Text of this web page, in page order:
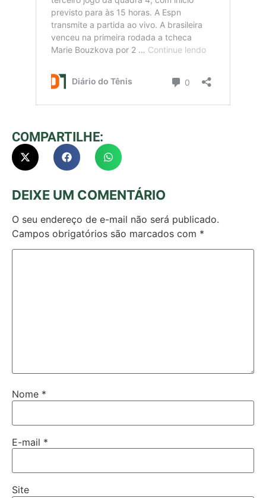
COMPARTILHE:
DEIXE UM COMENTÁRIO
O seu endereço de e-mail não será publicado.
Campos obrigatórios são marcados com *
Nome *
E-mail *
Site